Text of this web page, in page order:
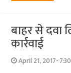
बाहर से
कार्रवाई
April 21, 2017-